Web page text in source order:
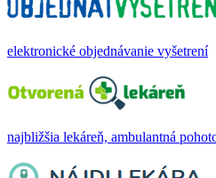
elektronické objednávanie vyšetrení
najbližšia lekáreň, ambulantná